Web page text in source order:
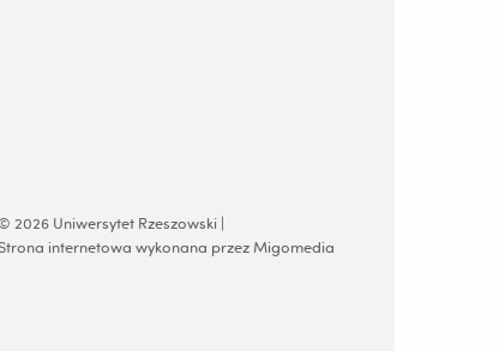
2026 Uniwersytet Rzeszowski |
internetowa wykonana przez Migomedia